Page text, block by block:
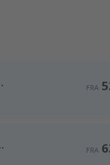
FRA
Airport FRA